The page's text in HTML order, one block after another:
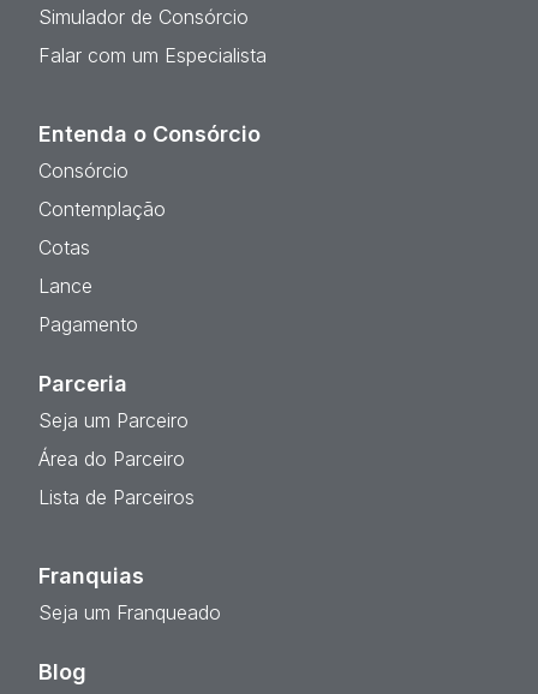
Simulador de Consórcio
Falar com um Especialista
Entenda o Consórcio
Consórcio
Contemplação
Cotas
Lance
Pagamento
Parceria
Seja um Parceiro
Área do Parceiro
Lista de Parceiros
Franquias
Seja um Franqueado
Blog